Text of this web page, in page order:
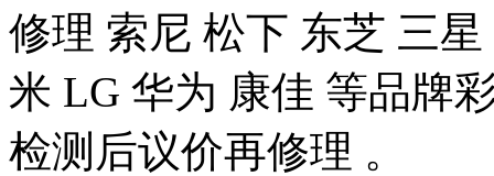
修理 索尼 松下 东芝 三
米 LG 华为 康佳 等品牌
检测后议价再修理 。